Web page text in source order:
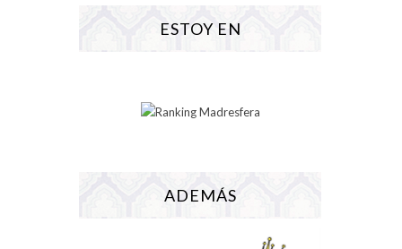
ESTOY EN
ADEMÁS